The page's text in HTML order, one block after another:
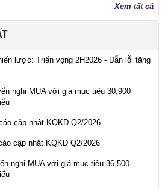
Xem tất cả
lược: Triển vọng 2H2026 - Dẫn lỗi tăng
nghị MUA với giá mục tiêu 30,900
cập nhật KQKD Q2/2026
cập nhật KQKD Q2/2026
nghị MUA với giá mục tiêu 36,500